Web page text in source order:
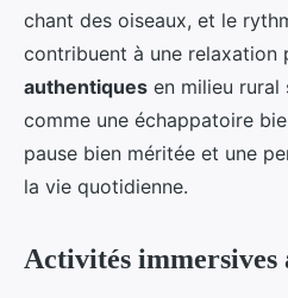
chant des oiseaux, et le
contribuent à une relaxation
authentiques en milieu rural
comme une échappatoire
pause bien méritée et une
la vie quotidienne.
Activités immersives